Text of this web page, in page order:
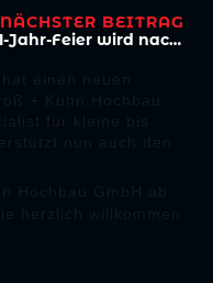
NÄCHSTER BEITRAG
111-Jahr-Feier wird nachgeholt!